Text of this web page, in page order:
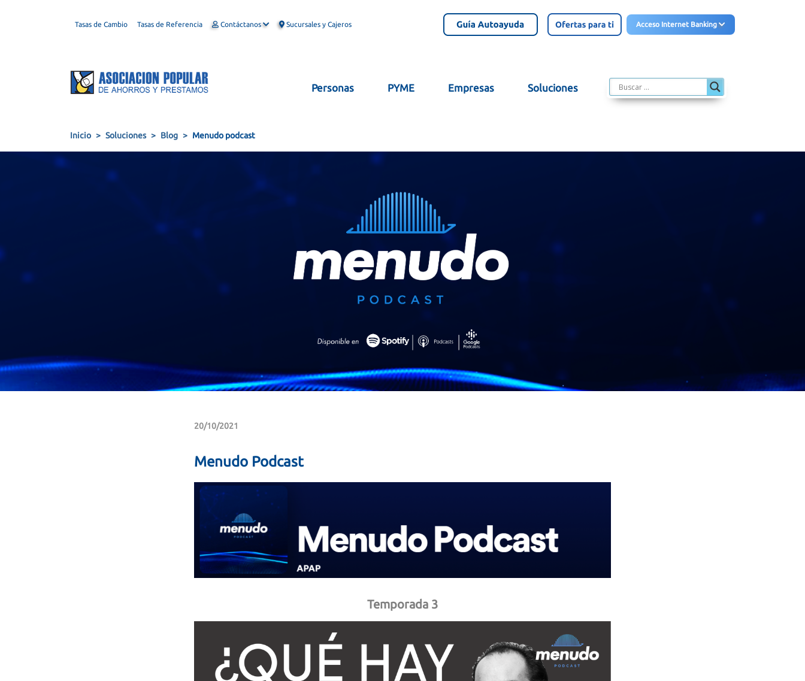
Tasas de Cambio Tasas de Referencia Contáctanos Sucursales y Cajeros Acceso Internet Banking
Personas PYME Empresas Soluciones
Inicio Soluciones Blog Menudo podcast
20/10/2021
Menudo Podcast
Temporada 3